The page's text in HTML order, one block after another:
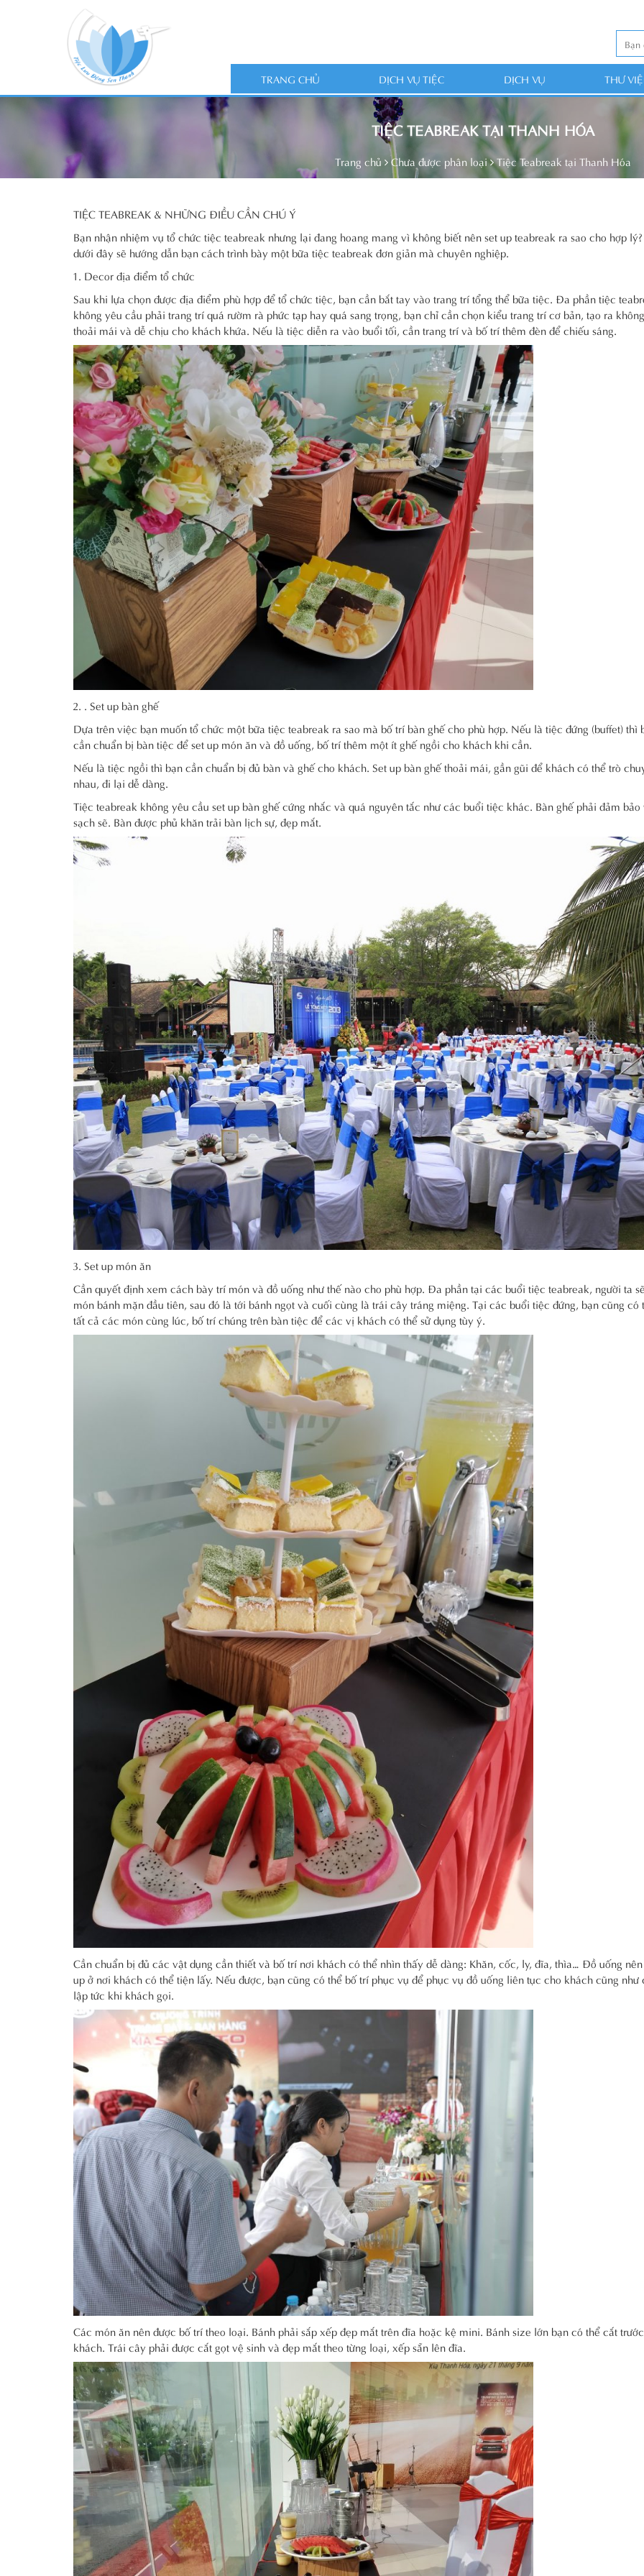
TRANG CHỦ DỊCH VỤ TIỆC DỊCH VỤ THƯ
TIỆC TEABREAK TẠI THANH HÓA
Trang chủ Chưa được phân loại Tiệc Teabreak tại Thanh Hóa
TIỆC TEABREAK & NHỮNG ĐIỀU CẦN CHÚ Ý
Bạn nhận nhiệm vụ tổ chức tiệc teabreak nhưng lại đang hoang mang vì không biết nên set up teabreak ra sao cho hợp
dưới đây sẽ hướng dẫn bạn cách trình bày một bữa tiệc teabreak đơn giản mà chuyên nghiệp.
Decor địa điểm tổ chức
Sau khi lựa chọn được địa điểm phù hợp để tổ chức tiệc, bạn cần bắt tay vào trang trí tổng thể bữa tiệc. Đa phần tiệc
không yêu cầu phải trang trí quá rườm rà phức tạp hay quá sang trọng, bạn chỉ cần chọn kiểu trang trí cơ bản, tạo ra
thoải mái và dễ chịu cho khách khứa. Nếu là tiệc diễn ra vào buổi tối, cần trang trí và bố trí thêm đèn để chiếu sáng.
. Set up bàn ghế
Dựa trên việc bạn muốn tổ chức một bữa tiệc teabreak ra sao mà bố trí bàn ghế cho phù hợp. Nếu là tiệc đứng (buffet) thì
cần chuẩn bị bàn tiệc để set up món ăn và đồ uống, bố trí thêm một ít ghế ngồi cho khách khi cần.
Nếu là tiệc ngồi thì bạn cần chuẩn bị đủ bàn và ghế cho khách. Set up bàn ghế thoải mái, gần gũi để khách có thể trò
nhau, đi lại dễ dàng.
Tiệc teabreak không yêu cầu set up bàn ghế cứng nhắc và quá nguyên tắc như các buổi tiệc khác. Bàn ghế phải đảm bảo
sạch sẽ. Bàn được phủ khăn trải bàn lịch sự, đẹp mắt.
Set up món ăn
Cần quyết định xem cách bày trí món và đồ uống như thế nào cho phù hợp. Đa phần tại các buổi tiệc teabreak, người ta
món bánh mặn đầu tiên, sau đó là tới bánh ngọt và cuối cùng là trái cây tráng miệng. Tại các buổi tiệc đứng, bạn cũng có
tất cả các món cùng lúc, bố trí chúng trên bàn tiệc để các vị khách có thể sử dụng tùy ý.
Cần chuẩn bị đủ các vật dụng cần thiết và bố trí nơi khách có thể nhìn thấy dễ dàng: Khăn, cốc, ly, đĩa, thìa… Đồ uống
up ở nơi khách có thể tiện lấy. Nếu được, bạn cũng có thể bố trí phục vụ để phục vụ đồ uống liên tục cho khách cũng như
lập tức khi khách gọi.
Các món ăn nên được bố trí theo loại. Bánh phải sắp xếp đẹp mắt trên đĩa hoặc kệ mini. Bánh size lớn bạn có thể cắt
khách. Trái cây phải được cắt gọt vệ sinh và đẹp mắt theo từng loại, xếp sẵn lên đĩa.